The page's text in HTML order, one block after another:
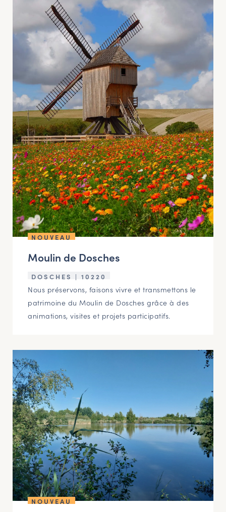
NOUVEAU
Moulin de Dosches
DOSCHES | 10220
Nous préservons, faisons vivre et transmettons le
patrimoine du Moulin de Dosches grâce à des
animations, visites et projets participatifs.
NOUVEAU